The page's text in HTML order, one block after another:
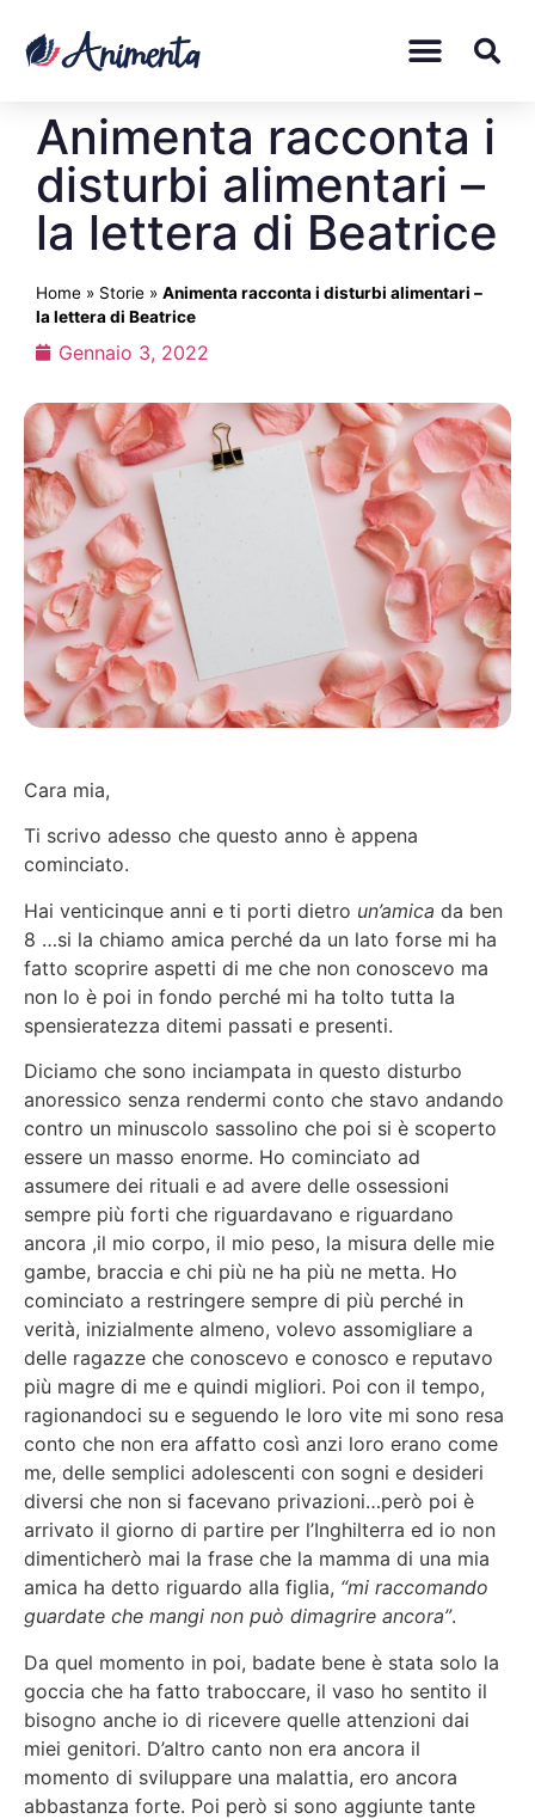
Animenta racconta i
disturbi alimentari –
la lettera di Beatrice
Home » Storie » Animenta racconta i disturbi alimentari –
la lettera di Beatrice
Gennaio 3, 2022
Cara mia,
Ti scrivo adesso che questo anno è appena
cominciato.
Hai venticinque anni e ti porti dietro un’amica da ben
8 …si la chiamo amica perché da un lato forse mi ha
fatto scoprire aspetti di me che non conoscevo ma
non lo è poi in fondo perché mi ha tolto tutta la
spensieratezza ditemi passati e presenti.
Diciamo che sono inciampata in questo disturbo
anoressico senza rendermi conto che stavo andando
contro un minuscolo sassolino che poi si è scoperto
essere un masso enorme. Ho cominciato ad
assumere dei rituali e ad avere delle ossessioni
sempre più forti che riguardavano e riguardano
ancora ,il mio corpo, il mio peso, la misura delle mie
gambe, braccia e chi più ne ha più ne metta. Ho
cominciato a restringere sempre di più perché in
verità, inizialmente almeno, volevo assomigliare a
delle ragazze che conoscevo e conosco e reputavo
più magre di me e quindi migliori. Poi con il tempo,
ragionandoci su e seguendo le loro vite mi sono resa
conto che non era affatto così anzi loro erano come
me, delle semplici adolescenti con sogni e desideri
diversi che non si facevano privazioni…però poi è
arrivato il giorno di partire per l’Inghilterra ed io non
dimenticherò mai la frase che la mamma di una mia
amica ha detto riguardo alla figlia, “mi raccomando
guardate che mangi non può dimagrire ancora”.
Da quel momento in poi, badate bene è stata solo la
goccia che ha fatto traboccare, il vaso ho sentito il
bisogno anche io di ricevere quelle attenzioni dai
miei genitori. D’altro canto non era ancora il
momento di sviluppare una malattia, ero ancora
abbastanza forte. Poi però si sono aggiunte tante